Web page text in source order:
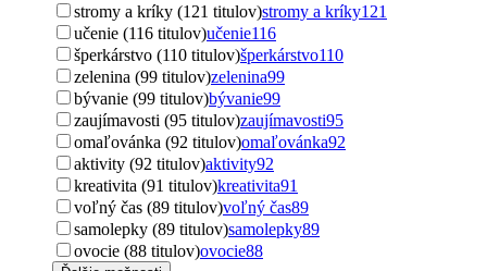
stromy a kríky (121 titulov)stromy a kríky121
učenie (116 titulov)učenie116
šperkárstvo (110 titulov)šperkárstvo110
zelenina (99 titulov)zelenina99
bývanie (99 titulov)bývanie99
zaujímavosti (95 titulov)zaujímavosti95
omaľovánka (92 titulov)omaľovánka92
aktivity (92 titulov)aktivity92
kreativita (91 titulov)kreativita91
voľný čas (89 titulov)voľný čas89
samolepky (89 titulov)samolepky89
ovocie (88 titulov)ovocie88